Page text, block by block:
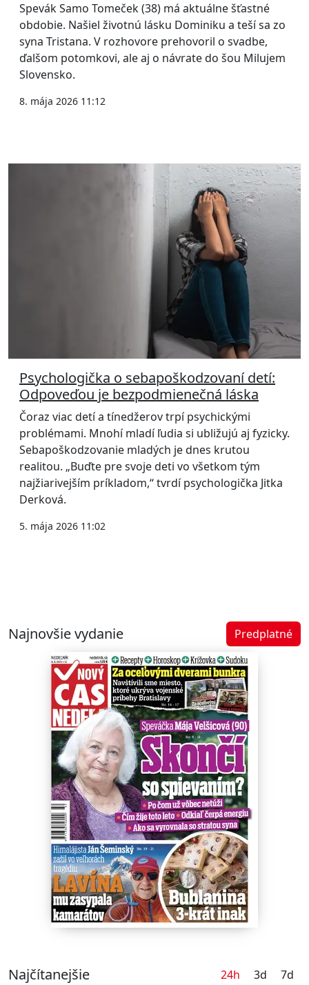
Spevák Samo Tomeček (38) má aktuálne šťastné
obdobie. Našiel životnú lásku Dominiku a teší sa zo
syna Tristana. V rozhovore prehovoril o svadbe,
ďalšom potomkovi, ale aj o návrate do šou Milujem
Slovensko.
8. mája 2026 11:12
Psychologička o sebapoškodzovaní detí:
Odpoveďou je bezpodmienečná láska
Čoraz viac detí a tínedžerov trpí psychickými
problémami. Mnohí mladí ľudia si ubližujú aj fyzicky.
Sebapoškodzovanie mladých je dnes krutou
realitou. „Buďte pre svoje deti vo všetkom tým
najžiarivejším príkladom,“ tvrdí psychologička Jitka
Derková.
5. mája 2026 11:02
Najnovšie vydanie Predplatné
Najčítanejšie 24h 3d
7d